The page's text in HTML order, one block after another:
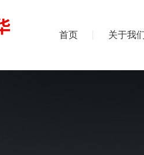
首页 关于我